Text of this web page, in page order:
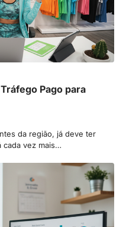
Pago para
da região, já deve ter
cada vez mais…